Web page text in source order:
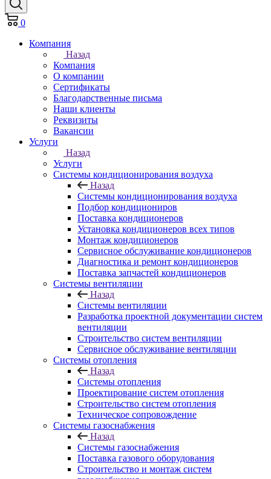
0
Компания
Назад
Компания
О компании
Сертификаты
Благодарственные письма
Наши клиенты
Реквизиты
Вакансии
Услуги
Назад
Услуги
Системы кондиционирования воздуха
Назад
Системы кондиционирования воздуха
Подбор кондициониров
Поставка кондиционеров
Установка кондиционеров всех типов
Монтаж кондиционеров
Сервисное обслуживание кондиционеров
Диагностика и ремонт кондиционеров
Поставка запчастей кондиционеров
Системы вентиляции
Назад
Системы вентиляции
Разработка проектной документации систем
вентиляции
Строительство систем вентиляции
Сервисное обслуживание вентиляции
Системы отопления
Назад
Системы отопления
Проектирование систем отопления
Строительство систем отопления
Техническое сопровождение
Системы газоснабжения
Назад
Системы газоснабжения
Поставка газового оборудования
Строительство и монтаж систем